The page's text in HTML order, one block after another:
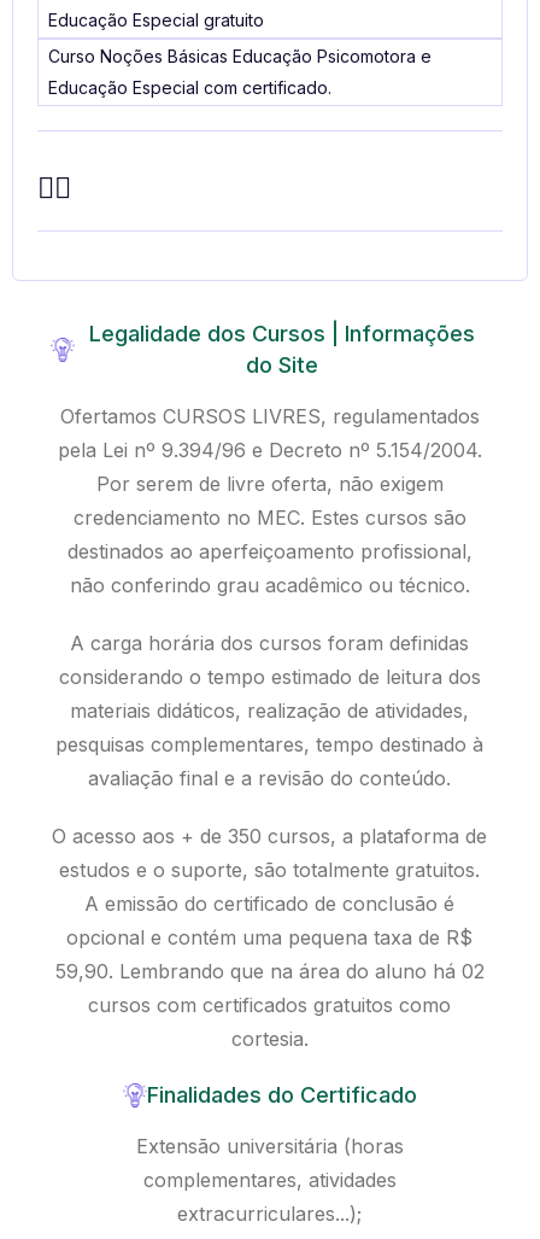
Legalidade dos Cursos | Informações
do Site
Ofertamos CURSOS LIVRES, regulamentados
pela Lei nº 9.394/96 e Decreto nº 5.154/2004.
Por serem de livre oferta, não exigem
credenciamento no MEC. Estes cursos são
destinados ao aperfeiçoamento profissional,
não conferindo grau acadêmico ou técnico.
A carga horária dos cursos foram definidas
considerando o tempo estimado de leitura dos
materiais didáticos, realização de atividades,
pesquisas complementares, tempo destinado à
avaliação final e a revisão do conteúdo.
O acesso aos + de 350 cursos, a plataforma de
estudos e o suporte, são totalmente gratuitos.
A emissão do certificado de conclusão é
opcional e contém uma pequena taxa de R$
59,90. Lembrando que na área do aluno há 02
cursos com certificados gratuitos como
cortesia.
Finalidades do Certificado
Extensão universitária (horas
complementares, atividades
extracurriculares...);
Educação Especial gratuito
Curso Noções Básicas Educação Psicomotora e
Educação Especial com certificado.